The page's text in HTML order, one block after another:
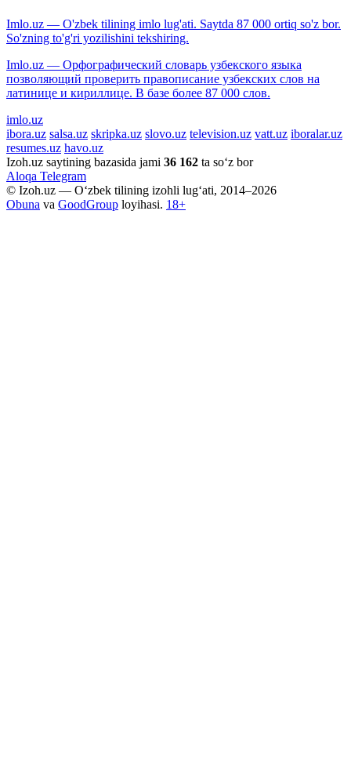
Imlo.uz — O'zbek tilining imlo lug'ati. Saytda 87 000 ortiq so'z bor.
So'zning to'g'ri yozilishini tekshiring.
Imlo.uz — Орфографический словарь узбекского языка
позволяющий проверить правописание узбекских слов на
латинице и кириллице. В базе более 87 000 слов.
imlo.uz
ibora.uz salsa.uz skripka.uz slovo.uz television.uz vatt.uz iboralar.uz
resumes.uz havo.uz
Izoh.uz saytining bazasida jami 36 162 ta so‘z bor
Aloqa Telegram
© Izoh.uz — O‘zbek tilining izohli lug‘ati, 2014–2026
Obuna va GoodGroup loyihasi. 18+